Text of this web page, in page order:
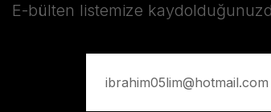
E-bülten listemize